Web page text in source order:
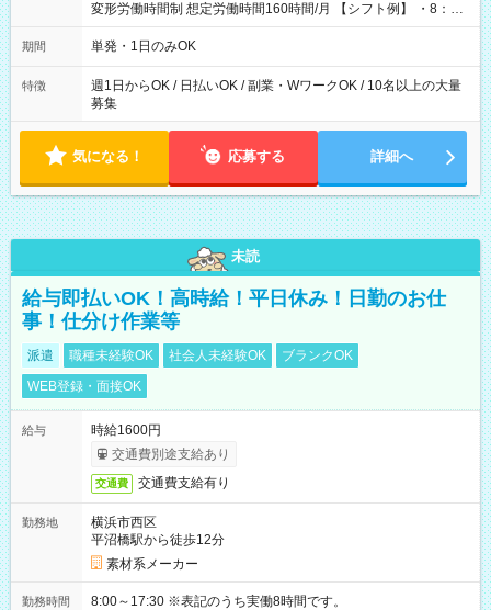
変形労働時間制 想定労働時間160時間/月 【シフト例】 ・8：00
～21：00
期間 単発・1日のみOK
特徴
週1日からOK / 日払いOK / 副業・WワークOK / 10名以上の大量
募集
気になる！ 応募する 詳細へ
未読
給与即払いOK！高時給！平日休み！日勤のお仕
事！仕分け作業等
派遣 職種未経験OK 社会人未経験OK
ブランクOK
WEB登録・面接OK
給与
時給1600円
交通費別途支給あり
交通費 交通費支給有り
勤務地
横浜市西区
平沼橋駅から徒歩12分
素材系メーカー
勤務時間 8:00～17:30 ※表記のうち実働8時間です。